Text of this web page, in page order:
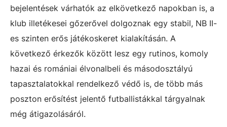
bejelentések várhatók az elkövetkező napokban is, a
klub illetékesei gőzerővel dolgoznak egy stabil, NB II-
es szinten erős játékoskeret kialakításán. A
következő érkezők között lesz egy rutinos, komoly
hazai és romániai élvonalbeli és másodosztályú
tapasztalatokkal rendelkező védő is, de több más
poszton erősítést jelentő futballistákkal tárgyalnak
még átigazolásáról.